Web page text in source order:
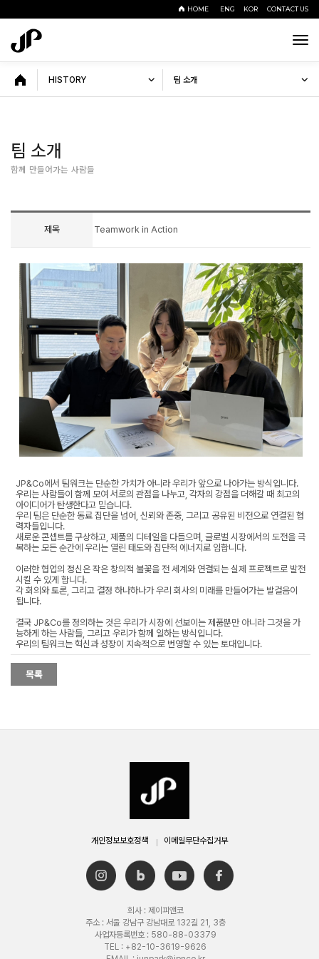
HOME ENG KOR CONTACT US
HISTORY 팀 소개
팀 소개
함께 만들어가는 사람들
제목 Teamwork in Action
JP&Co에서 팀워크는 단순한 가치가 아니라 우리가 앞으로 나아가는 방식입니다.
우리는 사람들이 함께 모여 서로의 관점을 나누고, 각자의 강점을 더해갈 때 최고의
아이디어가 탄생한다고 믿습니다.
우리 팀은 단순한 동료 집단을 넘어, 신뢰와 존중, 그리고 공유된 비전으로 연결된 협
력자들입니다.
새로운 콘셉트를 구상하고, 제품의 디테일을 다듬으며, 글로벌 시장에서의 도전을 극
복하는 모든 순간에 우리는 열린 태도와 집단적 에너지로 임합니다.
이러한 협업의 정신은 작은 창의적 불꽃을 전 세계와 연결되는 실제 프로젝트로 발전
시킬 수 있게 합니다.
각 회의와 토론, 그리고 결정 하나하나가 우리 회사의 미래를 만들어가는 발걸음이
됩니다.
결국 JP&Co를 정의하는 것은 우리가 시장에 선보이는 제품뿐만 아니라 그것을 가
능하게 하는 사람들, 그리고 우리가 함께 일하는 방식입니다.
우리의 팀워크는 혁신과 성장이 지속적으로 번영할 수 있는 토대입니다.
개인정보보호정책 이메일무단수집거부
회사 : 제이피앤코
주소 : 서울 강남구 강남대로 132길 21, 3층
사업자등록번호 : 580-88-03379
TEL : +82-10-3619-9626